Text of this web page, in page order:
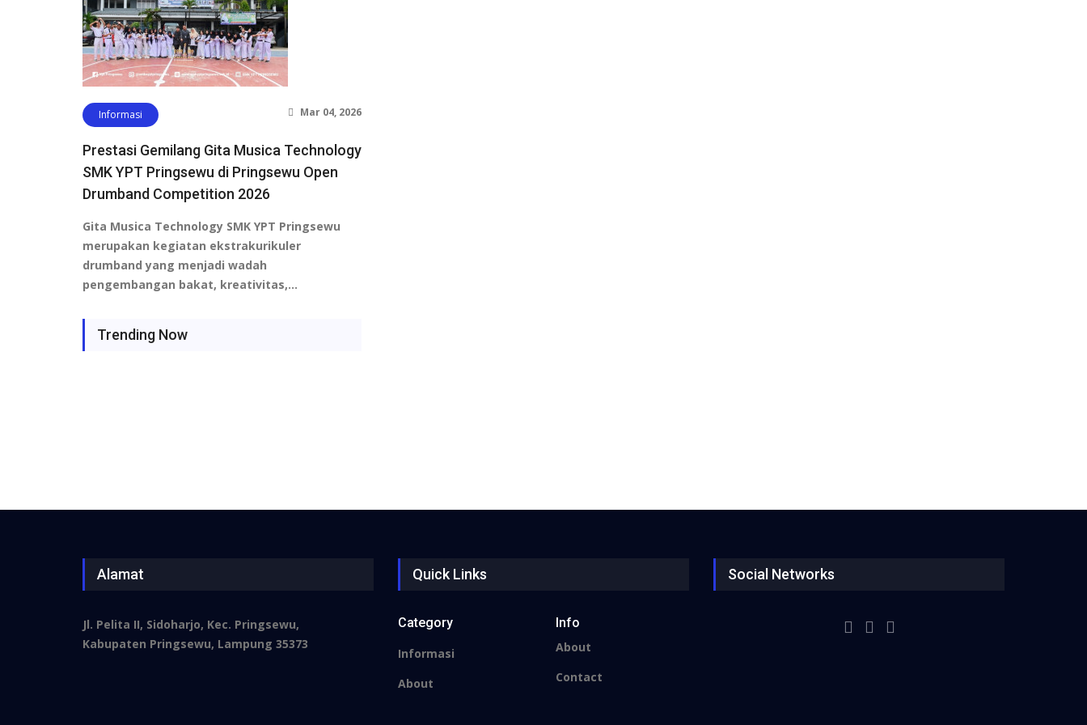
Informasi Mar 04, 2026
Prestasi Gemilang Gita Musica Technology
SMK YPT Pringsewu di Pringsewu Open
Drumband Competition 2026
Gita Musica Technology SMK YPT Pringsewu
merupakan kegiatan ekstrakurikuler
drumband yang menjadi wadah
pengembangan bakat, kreativitas,…
Trending Now
Alamat
Jl. Pelita II, Sidoharjo, Kec. Pringsewu,
Kabupaten Pringsewu, Lampung 35373
Quick Links
Category
Informasi
About
Info
About
Contact
Social Networks